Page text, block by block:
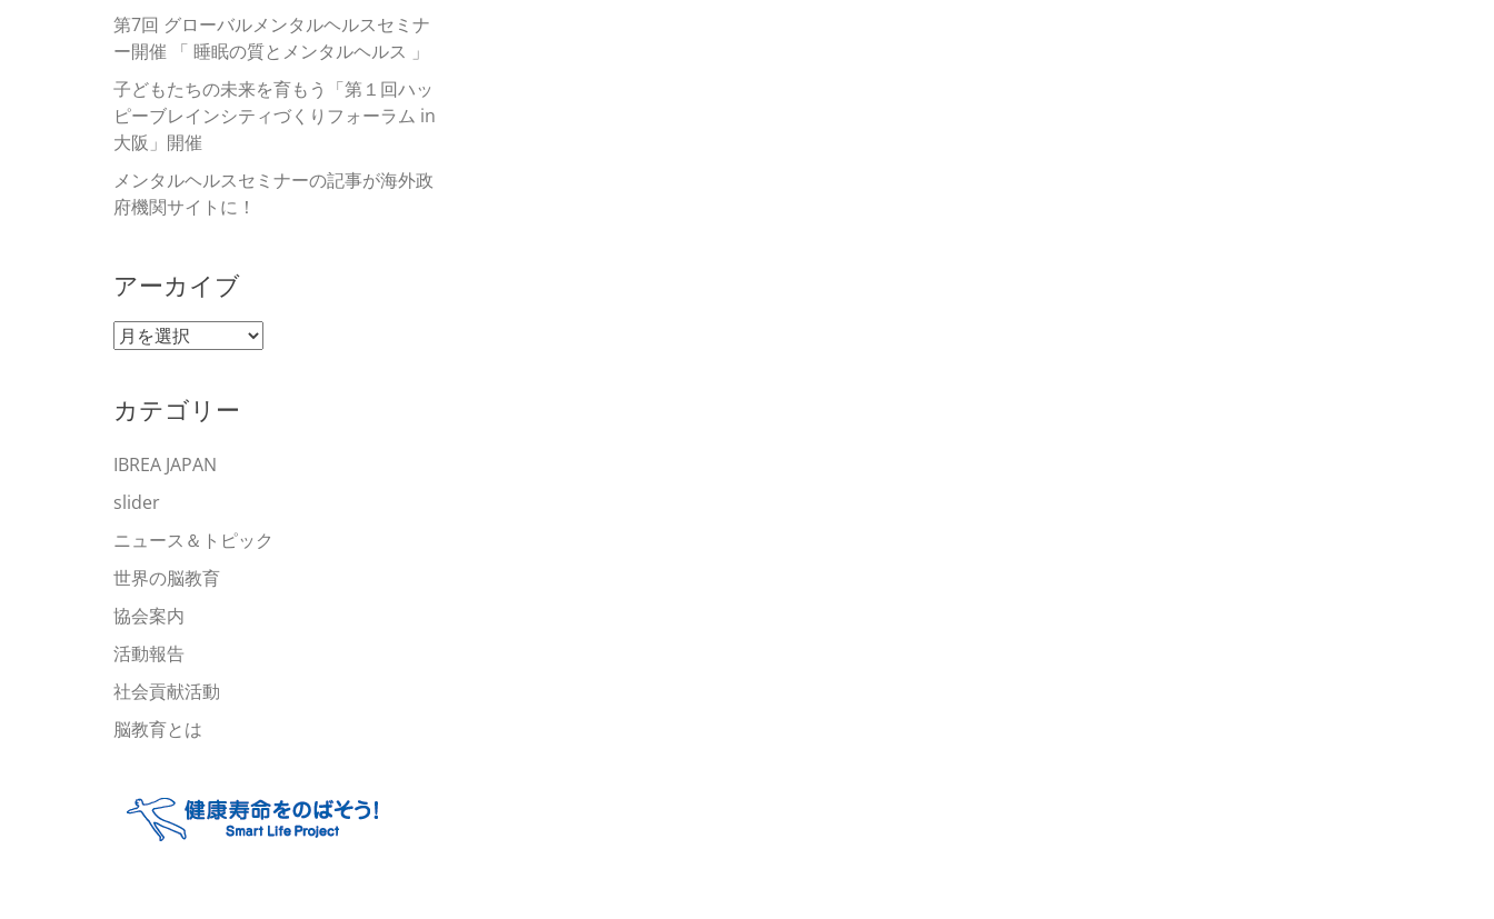
第7回 グローバルメンタルヘルスセミナ
ー開催 「 睡眠の質とメンタルヘルス 」
子どもたちの未来を育もう「第１回ハッ
ピーブレインシティづくりフォーラム in
大阪」開催
メンタルヘルスセミナーの記事が海外政
府機関サイトに！
アーカイブ
ア
イ
カテゴリー
IBREA JAPAN
slider
ニュース＆トピック
世界の脳教育
協会案内
活動報告
社会貢献活動
脳教育とは